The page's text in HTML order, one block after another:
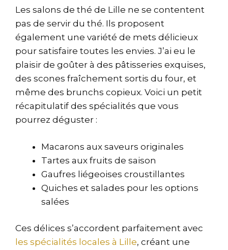
Les salons de thé de Lille ne se contentent
pas de servir du thé. Ils proposent
également une variété de mets délicieux
pour satisfaire toutes les envies. J’ai eu le
plaisir de goûter à des pâtisseries exquises,
des scones fraîchement sortis du four, et
même des brunchs copieux. Voici un petit
récapitulatif des spécialités que vous
pourrez déguster :
Macarons aux saveurs originales
Tartes aux fruits de saison
Gaufres liégeoises croustillantes
Quiches et salades pour les options
salées
Ces délices s’accordent parfaitement avec
les spécialités locales à Lille, créant une